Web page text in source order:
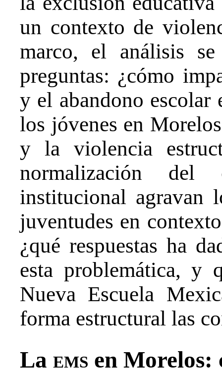
un contexto de
marco, el análisis
preguntas: ¿cómo
y el abandono
los jóvenes en
y la violencia
normalización
institucional agravan
juventudes en
¿qué respuestas ha
esta problemática, y
Nueva Escuela
forma estructural las
La ems en Morelos: